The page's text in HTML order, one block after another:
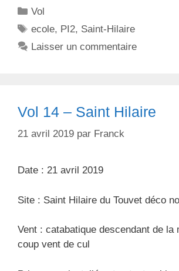
C
a
i
Vol
É
t
t
t
ecole, PI2, Saint-Hilaire
Laisser un commentaire
Vol 14 – Saint Hilaire
21 avril 2019 par Franck
Date : 21 avril 2019
Site : Saint Hilaire du Touvet déco
Vent : catabatique descendant de
coup vent de cul